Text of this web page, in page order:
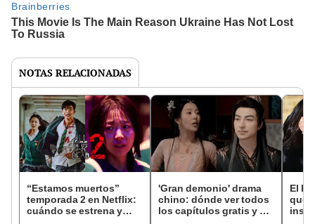
NOTAS RELACIONADAS
“Estamos muertos”
temporada 2 en Netflix:
cuándo se estrena y
'Gran demonio' drama
chino: dónde ver todos
los capítulos gratis y en
El k-
que